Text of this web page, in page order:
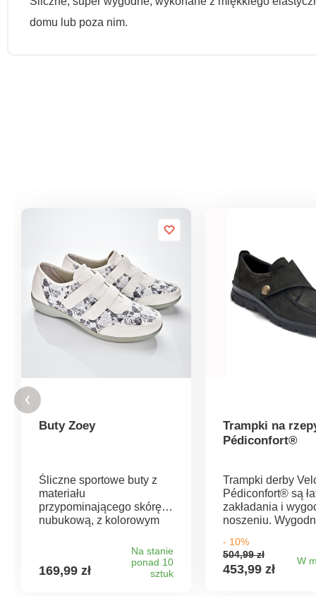
domu lub poza nim.
Buty Zoey
Śliczne sportowe buty z
materiału
przypominającego skórę
nubukową, z kolorowym
rzepami dla łatwego
zakładania - modne i
niesamowicie wygodne.
169,99 zł
Na stanie
ponad 10
sztuk
Trampki na
Pédiconfort®
Trampki derby
Pédiconfort® są
zakładania i
noszeniu.
wrażliwych stóp.
rzepy.
skórzana wkładka
- 10%
504,99 zł
453,99 zł
W